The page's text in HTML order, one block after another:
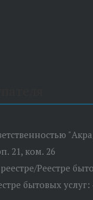
21, ком. 26
Реестре
бытовых услуг: